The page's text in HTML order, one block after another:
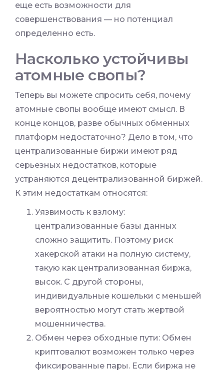
еще есть возможности для
совершенствования — но потенциал
определенно есть.
Насколько устойчивы
атомные свопы?
Теперь вы можете спросить себя, почему
атомные свопы вообще имеют смысл. В
конце концов, разве обычных обменных
платформ недостаточно? Дело в том, что
централизованные биржи имеют ряд
серьезных недостатков, которые
устраняются децентрализованной биржей.
К этим недостаткам относятся:
Уязвимость к взлому:
централизованные базы данных
сложно защитить. Поэтому риск
хакерской атаки на полную систему,
такую как централизованная биржа,
высок. С другой стороны,
индивидуальные кошельки с меньшей
вероятностью могут стать жертвой
мошенничества.
Обмен через обходные пути: Обмен
криптовалют возможен только через
фиксированные пары. Если биржа не